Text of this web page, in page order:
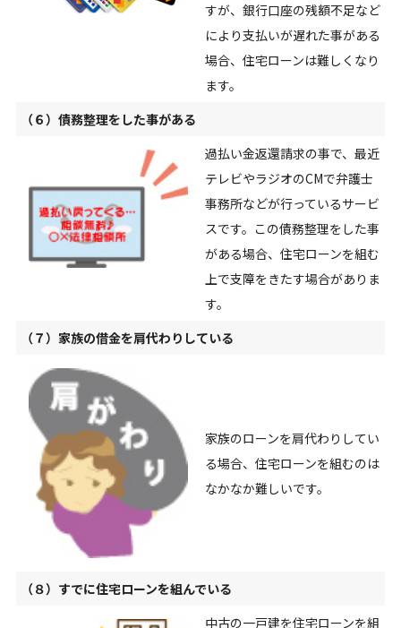
すが、銀行口座の残額不足など
により支払いが遅れた事がある
場合、住宅ローンは難しくなり
ます。
（６）債務整理をした事がある
過払い金返還請求の事で、最近
テレビやラジオのCMで弁護士
事務所などが行っているサービ
スです。この債務整理をした事
がある場合、住宅ローンを組む
上で支障をきたす場合がありま
す。
（７）家族の借金を肩代わりしている
家族のローンを肩代わりしてい
る場合、住宅ローンを組むのは
なかなか難しいです。
（８）すでに住宅ローンを組んでいる
中古の一戸建を住宅ローンを組